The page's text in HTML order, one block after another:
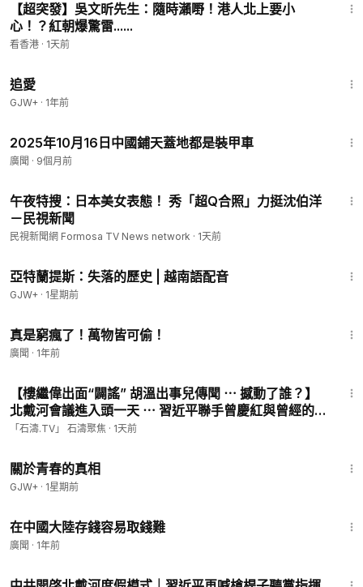
【超突發】吳文昕先生：隨時瀨嘢！港人北上要小
心！？紅朝爆驚雷......
看香港 · 1天前
追愛
GJW+ · 1年前
2025年10月16日中國鋪天蓋地都是裝甲車
廣聞 · 9個月前
午夜特搜：日本美女表態！ 秀「超Q合照」力挺沈伯洋
－民視新聞
民視新聞網 Formosa TV News network · 1天前
亞特蘭提斯：失落的歷史 | 越南語配音
GJW+ · 1星期前
真是窮瘋了！萬物皆可偷！
廣聞 · 1年前
【樓繼偉出面“闢謠” 胡溫出事兒傳聞 ⋯ 撼動了誰？】
北戴河會議進入頭一天 ⋯ 習近平聯手曾慶紅與曾經的保
習派：開打！（08/04/26）#習近平 #北戴河
「石濤.TV」 石濤聚焦 · 1天前
關於青春的真相
GJW+ · 1星期前
在中國大陸存錢容易取錢難
廣聞 · 1年前